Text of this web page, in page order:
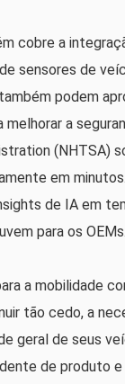
cobre a
sensores de
podem
melhorar a
(NHTSA)
em
de IA em
para os OEMs.
a mobilidade
tão cedo, a
geral de seus
de produto e